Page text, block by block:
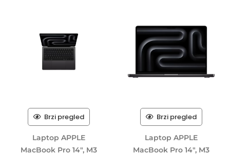
Brzi pregled
Laptop APPLE
MacBook Pro 14″, M3
Brzi pregled
Laptop APPLE
MacBook Pro 14″, M3